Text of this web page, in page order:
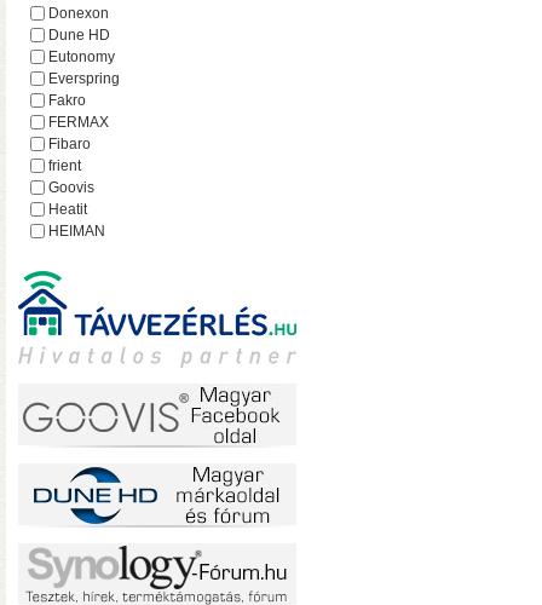
Donexon
Dune HD
Eutonomy
Everspring
Fakro
FERMAX
Fibaro
frient
Goovis
Heatit
HEIMAN
iEAST
Imperial
Incipio
Lejátszó.hu
Lince
Mean Well
MOHAnet
Nabu Casa
NEO
NEON
Nice
Noname
NorStone
NorthQ